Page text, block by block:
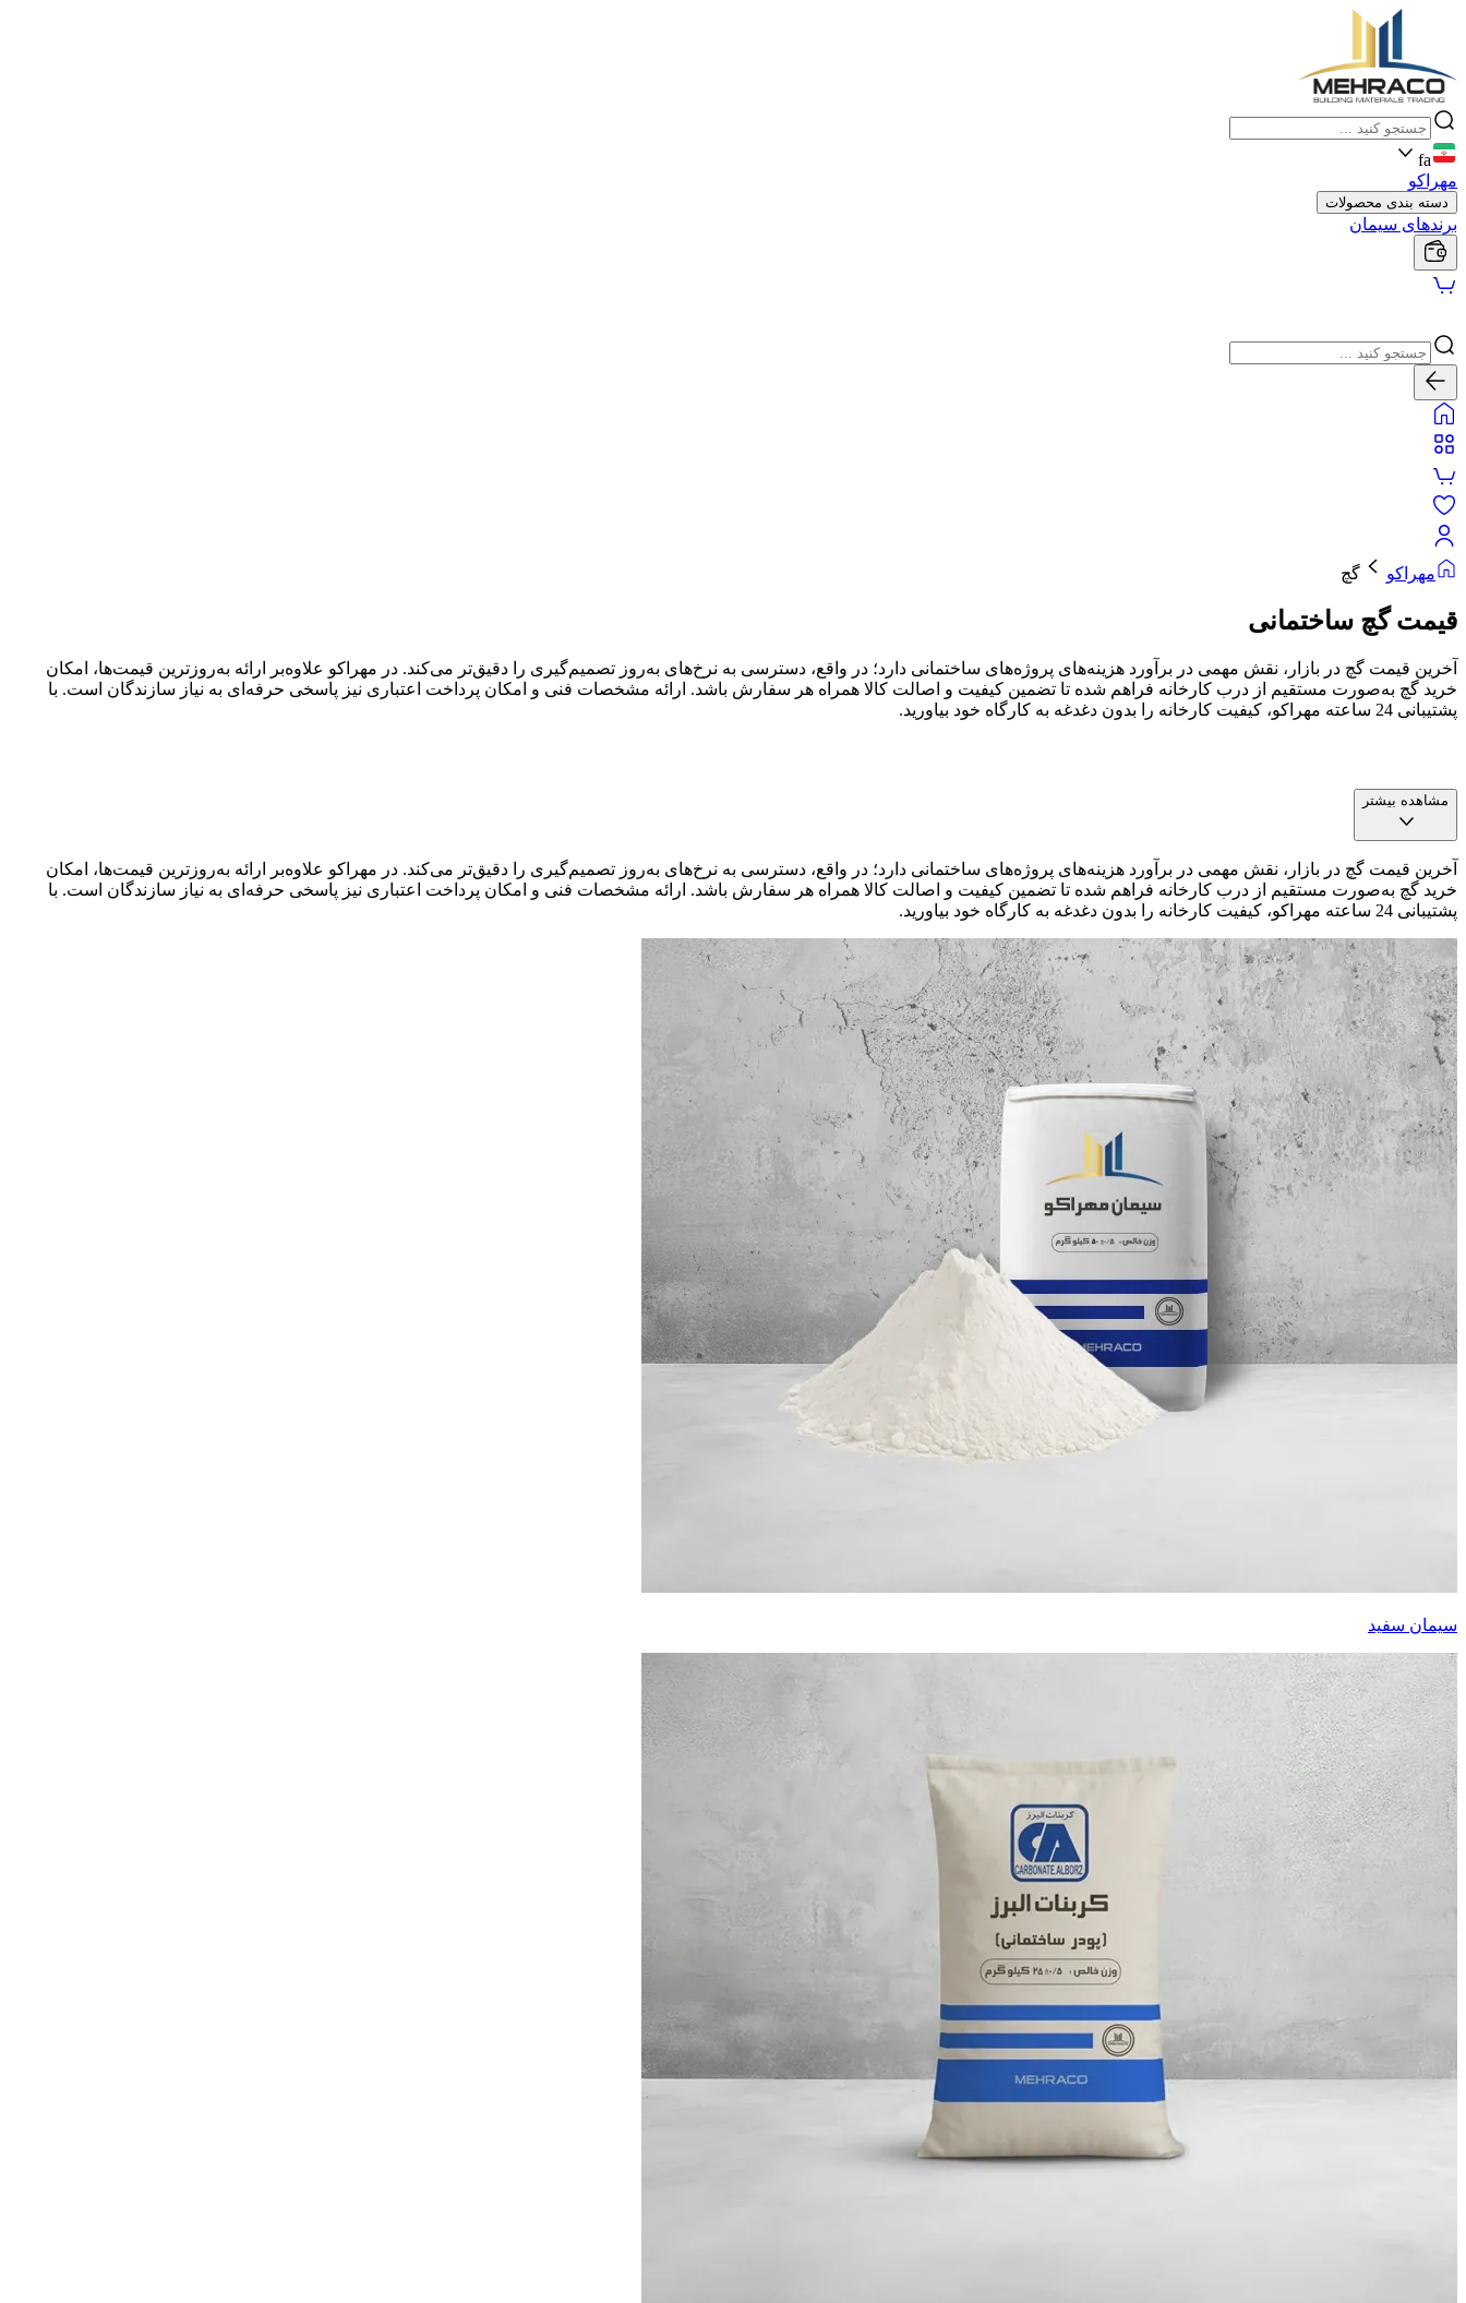
fa
مهراکو
دسته بندی محصولات
برندهای سیمان
مهراکو گچ
قیمت گچ ساختمانی
آخرین قیمت گچ در بازار، نقش مهمی در برآورد هزینه‌های پروژه‌های ساختمانی دارد؛ در واقع، دسترسی به نرخ‌های به‌روز تصمیم‌گیری را دقیق‌تر می‌کند. در مهراکو علاوه‌بر ارائه به‌روزترین قیمت‌ها، امکان
خرید گچ به‌صورت مستقیم از درب کارخانه فراهم شده تا تضمین کیفیت و اصالت کالا همراه هر سفارش باشد. ارائه مشخصات فنی و امکان پرداخت اعتباری نیز پاسخی حرفه‌ای به نیاز سازندگان است. با
پشتیبانی 24 ساعته مهراکو، کیفیت کارخانه را بدون دغدغه به کارگاه خود بیاورید.
مشاهده بیشتر
آخرین قیمت گچ در بازار، نقش مهمی در برآورد هزینه‌های پروژه‌های ساختمانی دارد؛ در واقع، دسترسی به نرخ‌های به‌روز تصمیم‌گیری را دقیق‌تر می‌کند. در مهراکو علاوه‌بر ارائه به‌روزترین قیمت‌ها، امکان
خرید گچ به‌صورت مستقیم از درب کارخانه فراهم شده تا تضمین کیفیت و اصالت کالا همراه هر سفارش باشد. ارائه مشخصات فنی و امکان پرداخت اعتباری نیز پاسخی حرفه‌ای به نیاز سازندگان است. با
پشتیبانی 24 ساعته مهراکو، کیفیت کارخانه را بدون دغدغه به کارگاه خود بیاورید.
سیمان سفید